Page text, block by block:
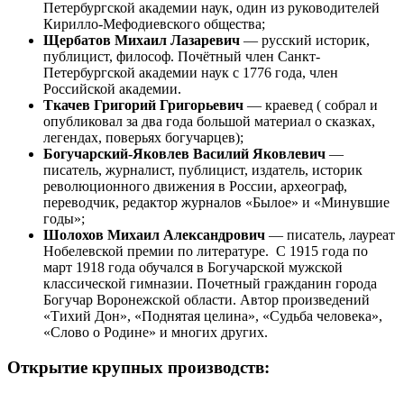
Петербургской академии наук, один из руководителей
Кирилло-Мефодиевского общества;
Щербатов Михаил Лазаревич — русский историк,
публицист, философ. Почётный член Санкт-
Петербургской академии наук с 1776 года, член
Российской академии.
Ткачев Григорий Григорьевич — краевед ( собрал и
опубликовал за два года большой материал о сказках,
легендах, поверьях богучарцев);
Богучарский-Яковлев Василий Яковлевич —
писатель, журналист, публицист, издатель, историк
революционного движения в России, археограф,
переводчик, редактор журналов «Былое» и «Минувшие
годы»;
Шолохов Михаил Александрович — писатель, лауреат
Нобелевской премии по литературе. С 1915 года по
март 1918 года обучался в Богучарской мужской
классической гимназии. Почетный гражданин города
Богучар Воронежской области. Автор произведений
«Тихий Дон», «Поднятая целина», «Судьба человека»,
«Слово о Родине» и многих других.
Открытие крупных производств: